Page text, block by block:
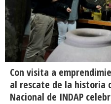
Con visita a
al rescate de la historia
Nacional de INDAP